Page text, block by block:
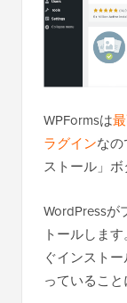
WPFormsは
ラグインな
ストール」ボ
WordPressが
トールしま
ぐインスト
っていること